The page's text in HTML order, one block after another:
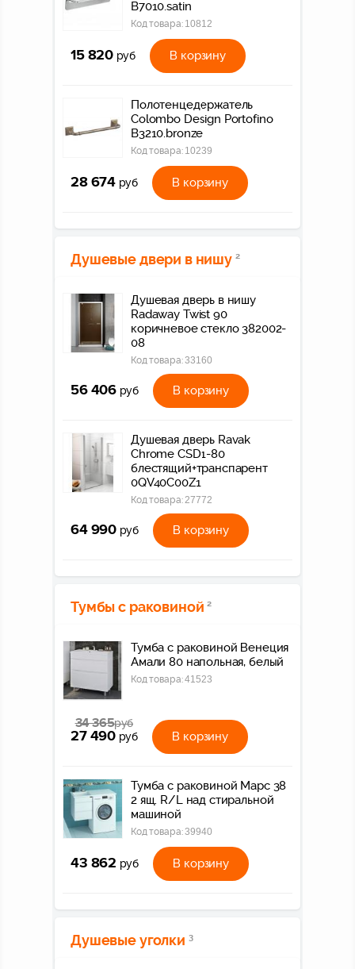
B7010.satin
Код товара: 10812
15 820 руб В корзину
Полотенцедержатель
Colombo Design Portofino
B3210.bronze
Код товара: 10239
28 674 руб В корзину
Душевые двери в нишу 2
Душевая дверь в нишу
Radaway Twist 90
коричневое стекло 382002-
08
Код товара:33160
56 406 руб В корзину
Душевая дверь Ravak
Chrome CSD1-80
блестящий+транспарент
0QV40C00Z1
Код товара:27772
64 990 руб В корзину
Тумбы с раковиной 2
Тумба с раковиной Венеция
Амали 80 напольная, белый
Код товара:41523
34 365руб
27 490 руб В корзину
Тумба с раковиной Марс 38
2 ящ. R/L над стиральной
машиной
Код товара:39940
43 862 руб В корзину
Душевые уголки 3